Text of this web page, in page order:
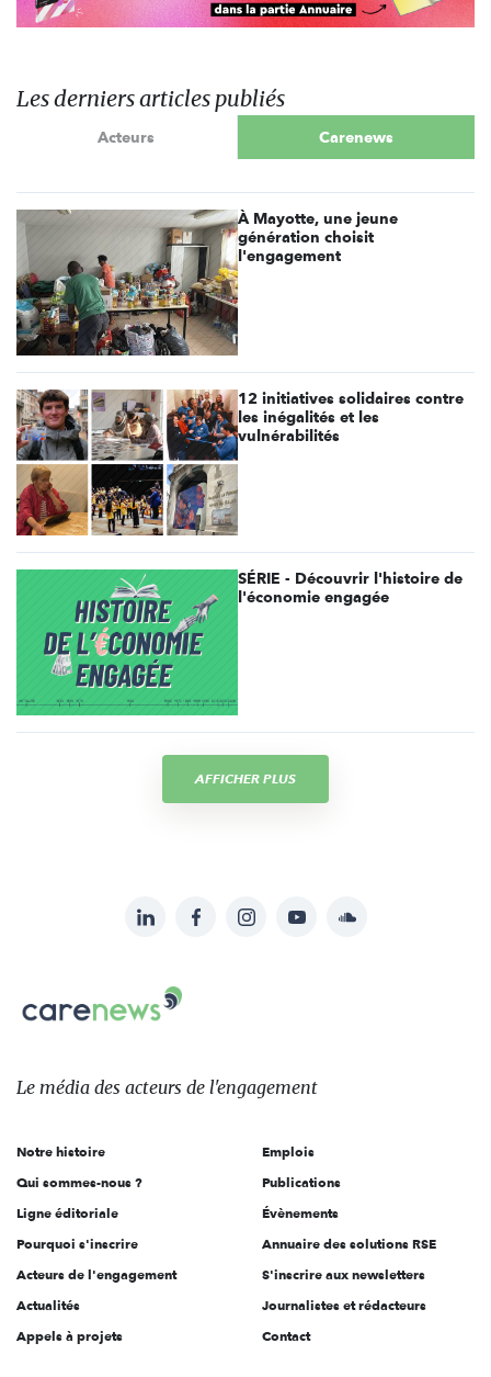
Les derniers articles publiés
Acteurs Carenews
À Mayotte, une jeune
génération choisit
l'engagement
12 initiatives solidaires contre
les inégalités et les
vulnérabilités
SÉRIE - Découvrir l'histoire de
l'économie engagée
AFFICHER PLUS
sur:
LinkedInFacebookInstagramYouTubeSoundcloud
Le
des
l'engagement
Le média des acteurs de l'engagement
Notre histoire
Qui sommes-nous ?
Ligne éditoriale
Pourquoi s'inscrire
Acteurs de l'engagement
Actualités
Appels à projets
Emplois
Publications
Évènements
Annuaire des solutions RSE
S'inscrire aux newsletters
Journalistes et rédacteurs
Contact